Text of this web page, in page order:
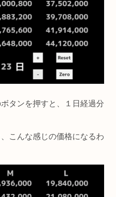
タンを押すと、１日経過分
こんな感じの価格になるわ